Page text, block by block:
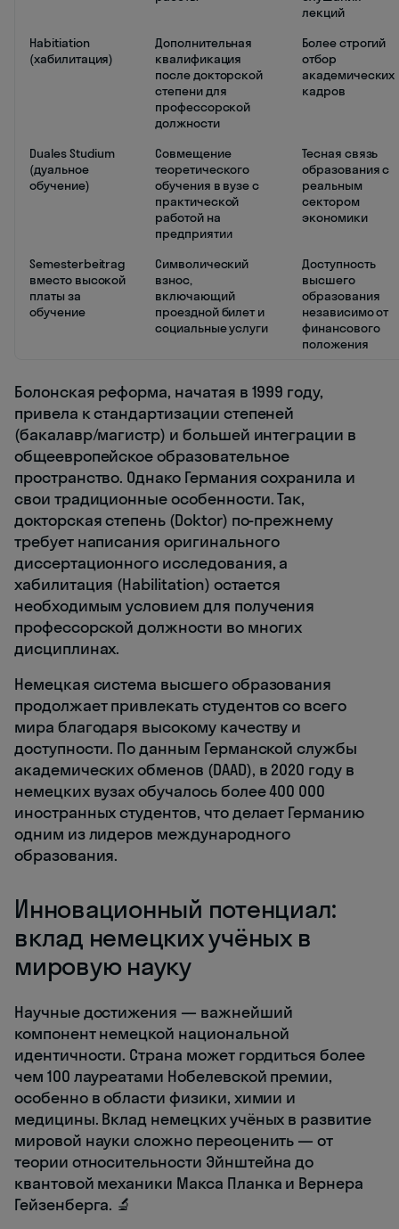
лекций
Habitiation
(хабилитация)
Дополнительная
квалификация
после докторской
степени для
профессорской
должности
Более строгий
отбор
академических
кадров
Duales Studium
(дуальное
обучение)
Совмещение
теоретического
обучения в вузе с
практической
работой на
предприятии
Тесная связь
образования с
реальным
сектором
экономики
Semesterbeitrag
вместо высокой
платы за
обучение
Символический
взнос,
включающий
проездной билет и
социальные услуги
Доступность
высшего
образования
независимо от
финансового
положения
Болонская реформа, начатая в 1999 году,
привела к стандартизации степеней
(бакалавр/магистр) и большей интеграции в
общеевропейское образовательное
пространство. Однако Германия сохранила и
свои традиционные особенности. Так,
докторская степень (Doktor) по-прежнему
требует написания оригинального
диссертационного исследования, а
хабилитация (Habilitation) остается
необходимым условием для получения
профессорской должности во многих
дисциплинах.
Немецкая система высшего образования
продолжает привлекать студентов со всего
мира благодаря высокому качеству и
доступности. По данным Германской службы
академических обменов (DAAD), в 2020 году в
немецких вузах обучалось более 400 000
иностранных студентов, что делает Германию
одним из лидеров международного
образования.
Инновационный потенциал:
вклад немецких учёных в
мировую науку
Научные достижения — важнейший
компонент немецкой национальной
идентичности. Страна может гордиться более
чем 100 лауреатами Нобелевской премии,
особенно в области физики, химии и
медицины. Вклад немецких учёных в развитие
мировой науки сложно переоценить — от
теории относительности Эйнштейна до
квантовой механики Макса Планка и Вернера
Гейзенберга. 🔬